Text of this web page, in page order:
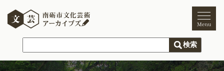
ご利用案内